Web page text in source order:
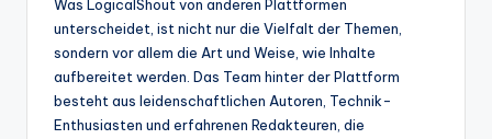
Was LogicalShout von anderen Plattformen
unterscheidet, ist nicht nur die Vielfalt der Themen,
sondern vor allem die Art und Weise, wie Inhalte
aufbereitet werden. Das Team hinter der Plattform
besteht aus leidenschaftlichen Autoren, Technik-
Enthusiasten und erfahrenen Redakteuren, die